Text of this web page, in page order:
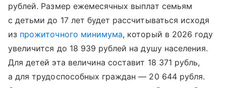
рублей. Размер ежемесячных выплат семьям
с детьми до 17 лет будет рассчитываться исходя
из прожиточного минимума, который в 2026 году
увеличится до 18 939 рублей на душу населения.
Для детей эта величина составит 18 371 рубль,
а для трудоспособных граждан — 20 644 рубля.